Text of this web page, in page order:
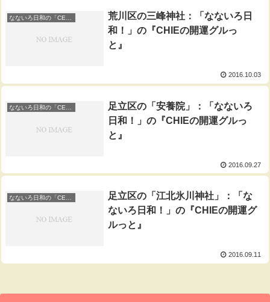
荒川区の三峰神社：「なないろ日
和！」の『CHIEの開運グルっ
と』
2016.10.03
足立区の「安養院」：「なないろ
日和！」の『CHIEの開運グルっ
と』
2016.09.27
足立区の「江北氷川神社」：「な
ないろ日和！」の『CHIEの開運グ
ルっと』
2016.09.11